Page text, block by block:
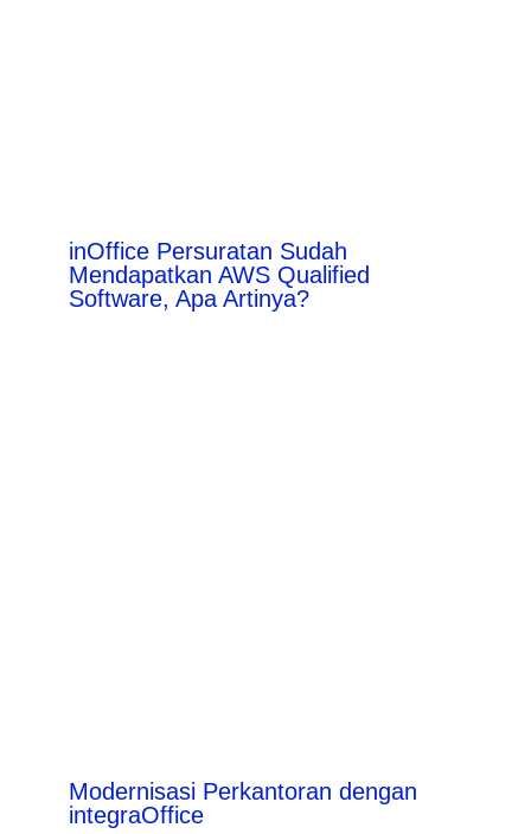
inOffice Persuratan Sudah
Mendapatkan AWS Qualified
Software, Apa Artinya?
Modernisasi Perkantoran dengan
integraOffice